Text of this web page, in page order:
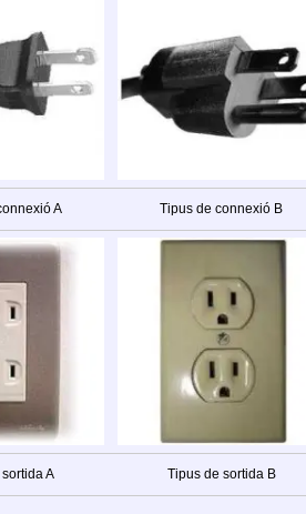
A Tipus de connexió B
A Tipus de sortida B